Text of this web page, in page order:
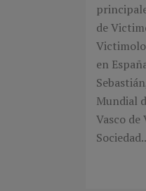
de
en
Mundial
Vasco